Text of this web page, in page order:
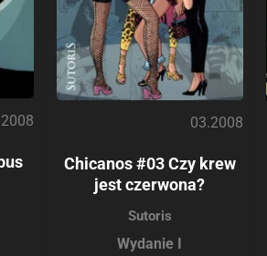
03.2008
Chicanos #03 Czy krew
jest czerwona?
Sutoris
Wydanie I